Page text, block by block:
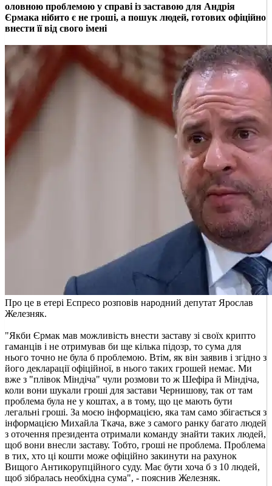
оловною проблемою у справі із заставою для Андрія
Єрмака нібито є не гроші, а пошук людей, готових офіційно
внести її від свого імені
Про це в етері Еспресо розповів народний депутат Ярослав
Железняк.
"Якби Єрмак мав можливість внести заставу зі своїх крипто
гаманців і не отримував би ще кілька підозр, то сума для
нього точно не була б проблемою. Втім, як він заявив і згідно з
його декларації офіційної, в нього таких грошей немає. Ми
вже з "плівок Міндіча" чули розмови то ж Шефіра й Міндіча,
коли вони шукали гроші для застави Чернишову, так от там
проблема була не у коштах, а в тому, що це мають бути
легальні гроші. За моєю інформацією, яка там само збігається з
інформацією Михайла Ткача, вже з самого ранку багато людей
з оточення президента отримали команду знайти таких людей,
щоб вони внесли заставу. Тобто, гроші не проблема. Проблема
в тих, хто ці кошти може офіційно закинути на рахунок
Вищого Антикорупційного суду. Має бути хоча б з 10 людей,
щоб зібралась необхідна сума", - пояснив Железняк.